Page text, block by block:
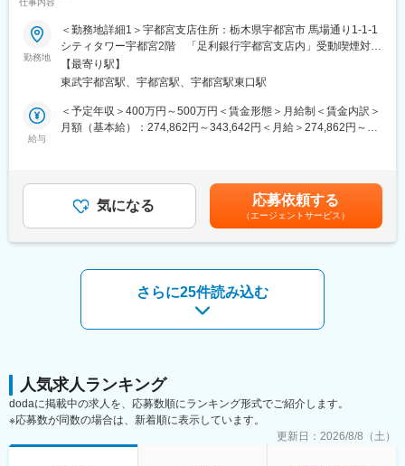
■企業の魅力
＜ゼロから一生モノの専門性が身につく＞
入社後の充実した研修と、資格取得支援（費用会社負担／FP・損
ことができます。
＜「あなたで良かった」と言われるやりがい＞
変更の範囲：会社の定める業務
仕事内容
した幅広いビジネス領域を誇る金融グループの一員です！
★残業15ｈ程度/土日祝休み/年休121日でワークライフバランス◎
【求人概要】
当社はめぶきフィナンシャルGの一員で、国内株式/外国株式/外国
証券情報/投資信託などを取り扱う証券会社です。そんな当社にて
資産運用のアドバイザーを募集いたします。お客様は銀行からの
【職務内容詳細】
常陽銀行のお客様である個人富裕層や事業法人オーナー様に対
し、高品質な資産運用を提供し、総合金融サービスの充実に貢献
い、信頼を築くことがミッションとなります。
■資産運用の提案
■金融資産ポートフォリオの提案
社理解、事業理解を深めていただきます。主な研修内容は会社概
要（めぶきフィナンシャルグループについて）・銀行との連携の
在り方やポイント・営業方針・今期目標・営業ツールの説明・人
事考課制度のしくみなど様々です。その後現場OJTを経て実際の
業務に入っていただきます。研修後も営業員同士の連携は積極的
勤務地
＜勤務地詳細1＞宇都宮支店住所：栃木県宇都宮市 馬場通り1-1-1
シティタワー宇都宮2階 「足利銀行宇都宮支店内」受動喫煙対
策：敷地内全面禁煙＜勤務地詳細2＞足利駐在事務所住所：栃木県
足利市 田中町31-8 「足利銀行足利支店内」受動喫煙対策：敷地内
【最寄り駅】
東武宇都宮駅、宇都宮駅、宇都宮駅東口駅
給与
＜予定年収＞400万円～500万円＜賃金形態＞月給制＜賃金内訳＞
月額（基本給）：274,862円～343,642円＜月給＞274,862円～
目安の金額であり、選考を通じて上下する可能性があります。月
給(月額)は固定手当を含めた表記です。
気になる 応募依頼する
（エージェントサービス）
さらに25件読み込む
人気求人ランキング
dodaに掲載中の求人を、応募数順にランキング形式でご紹介します。
※応募数が同数の場合は、新着順に表示しています。
更新日： 2026/8/8（土）